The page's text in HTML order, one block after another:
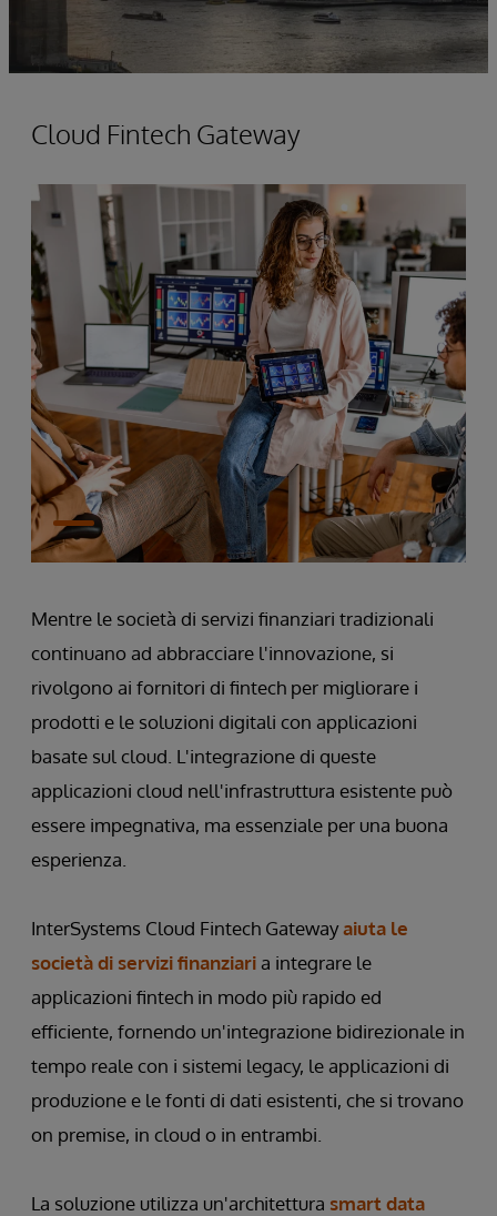
Cloud Fintech Gateway
Mentre le società di servizi finanziari tradizionali
continuano ad abbracciare l'innovazione, si
rivolgono ai fornitori di fintech per migliorare i
prodotti e le soluzioni digitali con applicazioni
basate sul cloud. L'integrazione di queste
applicazioni cloud nell'infrastruttura esistente può
essere impegnativa, ma essenziale per una buona
esperienza.
InterSystems Cloud Fintech Gatewayaiuta le
società di servizi finanziaria integrare le
applicazioni fintech in modo più rapido ed
efficiente, fornendo un'integrazione bidirezionale in
tempo reale con i sistemi legacy, le applicazioni di
produzione e le fonti di dati esistenti, che si trovano
on premise, in cloud o in entrambi.
La soluzione utilizza un'architettura smart data